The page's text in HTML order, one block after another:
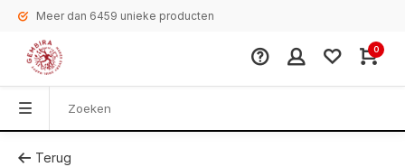
Meer dan 6459 unieke producten
0
Terug